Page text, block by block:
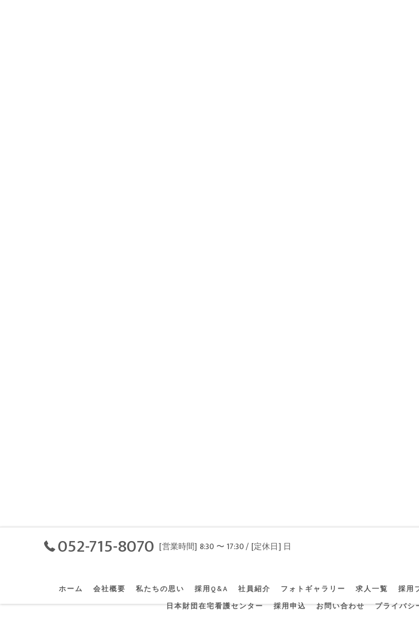
052-715-8070 [営業時間] 8:30 〜 17:30 / [定休日] 日
ホーム 会社概要 私たちの思い 採用Q&A 社員紹介 フォトギャラリー 求人一覧 採用
日本財団在宅看護センター
採用申込 お問い合わせ プライバシ